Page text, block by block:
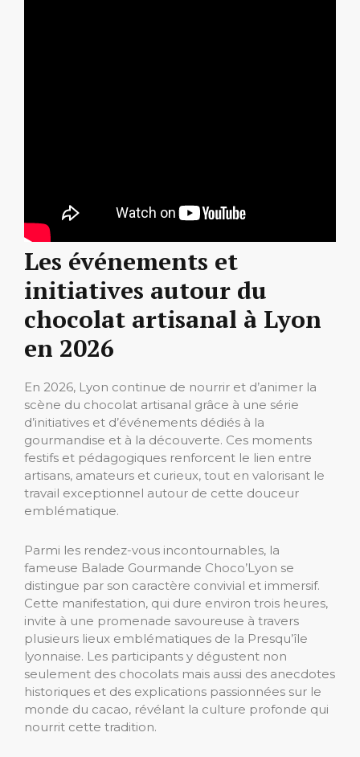
Les événements et
initiatives autour du
chocolat artisanal à Lyon
en 2026
En 2026, Lyon continue de nourrir et d’animer la
scène du chocolat artisanal grâce à une série
d’initiatives et d’événements dédiés à la
gourmandise et à la découverte. Ces moments
festifs et pédagogiques renforcent le lien entre
artisans, amateurs et curieux, tout en valorisant le
travail exceptionnel autour de cette douceur
emblématique.
Parmi les rendez-vous incontournables, la
fameuse Balade Gourmande Choco’Lyon se
distingue par son caractère convivial et immersif.
Cette manifestation, qui dure environ trois heures,
invite à une promenade savoureuse à travers
plusieurs lieux emblématiques de la Presqu’île
lyonnaise. Les participants y dégustent non
seulement des chocolats mais aussi des anecdotes
historiques et des explications passionnées sur le
monde du cacao, révélant la culture profonde qui
nourrit cette tradition.